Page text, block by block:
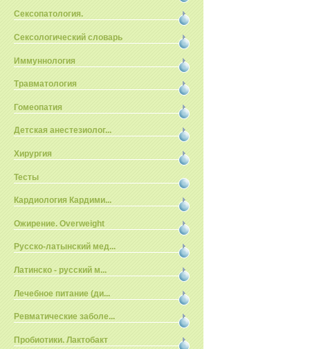
Сексопатология.
Сексологический словарь
Иммуннология
Травматология
Гомеопатия
Детская анестезиолог...
Хирургия
Тесты
Кардиология Кардими...
Ожирение. Overweight
Русско-латынский мед...
Латинско - русский м...
Лечебное питание (ди...
Ревматические заболе...
Пробиотики. Лактобакт